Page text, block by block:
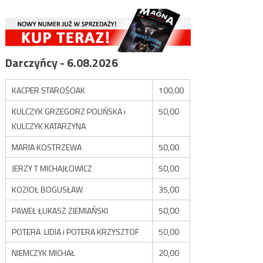
Darczyńcy - 6.08.2026
KACPER STAROŚCIAK
100,00
KULCZYK GRZEGORZ POLIŃSKA i
KULCZYK KATARZYNA
50,00
MARIA KOSTRZEWA
50,00
JERZY T MICHAJŁOWICZ
50,00
KOZIOŁ BOGUSŁAW
35,00
PAWEŁ ŁUKASZ ZIEMIAŃSKI
50,00
POTERA LIDIA i POTERA KRZYSZTOF
50,00
NIEMCZYK MICHAŁ
20,00